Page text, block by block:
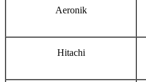
Aeronik
Hitachi